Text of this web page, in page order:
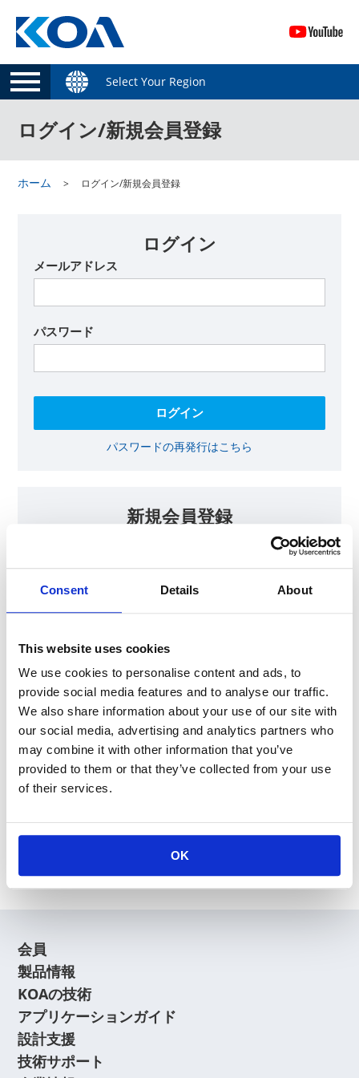
Consent Details About
This website uses cookies
We use cookies to personalise content and ads, to
provide social media features and to analyse our traffic.
We also share information about your use of our site with
our social media, advertising and analytics partners who
may combine it with other information that you’ve
provided to them or that they’ve collected from your use
of their services.
OK
Select Your Region
ログイン/新規会員登録
ホーム ログイン/新規会員登録
ログイン
メールアドレス
パスワード
パスワードの再発行はこちら
新規会員登録
KOAの会員ページでは、回路設計等に​お役立ていただける最新情報
をご提供しております。​会員登録いただいた方には、各種ご案内を
メールにてお届けいたします。
【会員限定コンテンツ】
抵抗器 温度分布シミュレータ
最新技術セミナー動画・資料
KOA Thermal Design Technology
会員登録に関するよくあるご質問はこちら
会員
製品情報
KOAの技術
アプリケーションガイド
設計支援
技術サポート